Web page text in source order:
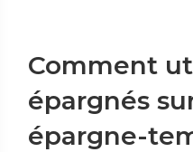
Comment
épargnés
épargne-